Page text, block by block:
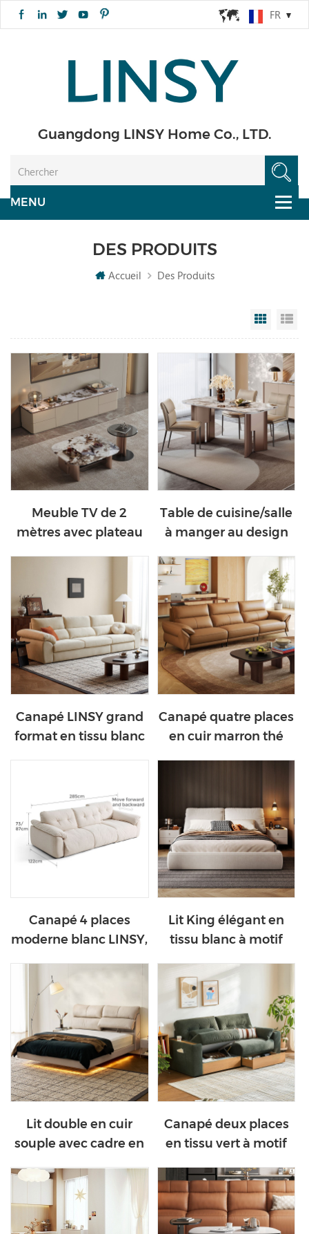
FR
Guangdong LINSY Home Co., LTD.
DES PRODUITS
Accueil Des Produits
Grid
Meuble TV de 2
mètres avec plateau
B
Table de cuisine/salle
à manger au design
plateau en marbre
VD2R-B
Canapé LINSY grand
format en tissu blanc
Canapé quatre places
en cuir marron thé
Canapé 4 places
moderne blanc LINSY,
tissu à motif griffes de
chat BS677-A
Lit King élégant en
tissu blanc à motif
A
Lit double en cuir
souple avec cadre en
Canapé deux places
en tissu vert à motif
structure en bois
massif BS234-A